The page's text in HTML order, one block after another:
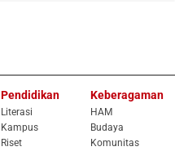
Pendidikan
Literasi
Kampus
Riset
Keberagaman
HAM
Budaya
Komunitas